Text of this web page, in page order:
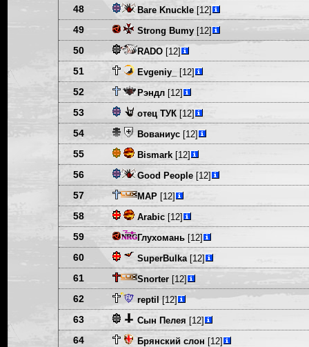
48 Bare Knuckle[12]
49 Strong Bumy[12]
50 RADO[12]
51 Evgeniy_ [12]
52 Рэндл[12]
53 отец ТУК[12]
54 Вованиус[12]
55 Bismark[12]
56 Good People[12]
57 МАР[12]
58 Arabic[12]
59 Глухомань[12]
60 SuperBulka[12]
61 Snorter[12]
62 reptil[12]
63 Сын Пелея [12]
64 Брянский слон [12]